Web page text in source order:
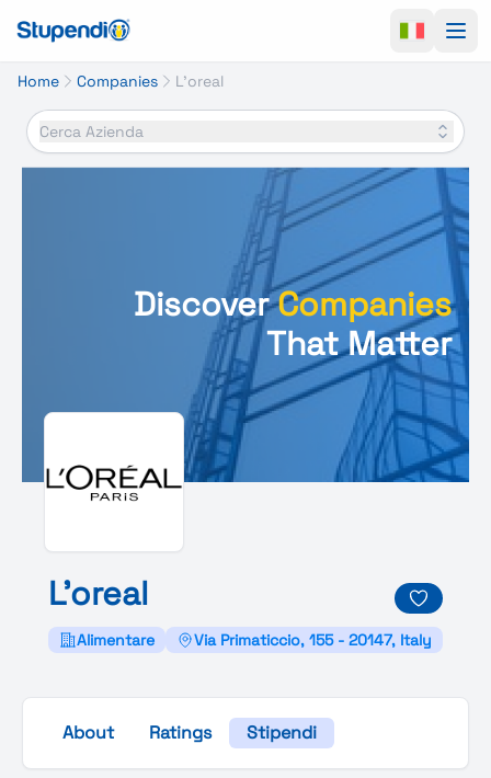
Home Companies L'oreal
Cerca Azienda
DiscoverCompanies
That Matter
L'oreal
Alimentare Via Primaticcio, 155 - 20147, Italy
About Ratings Stipendi